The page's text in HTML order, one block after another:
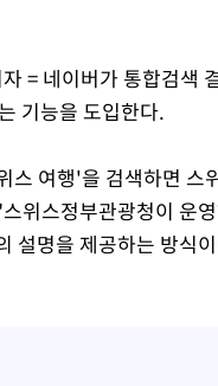
= 네이버가 통합검색
기능을 도입한다.
스 여행'을 검색하면 스
위스정부관광청이 운
설명을 제공하는 방식